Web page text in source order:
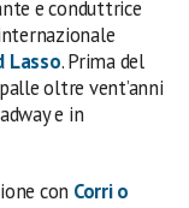
e conduttrice
Lasso. Prima del
oltre vent’anni
e in
con Corri o